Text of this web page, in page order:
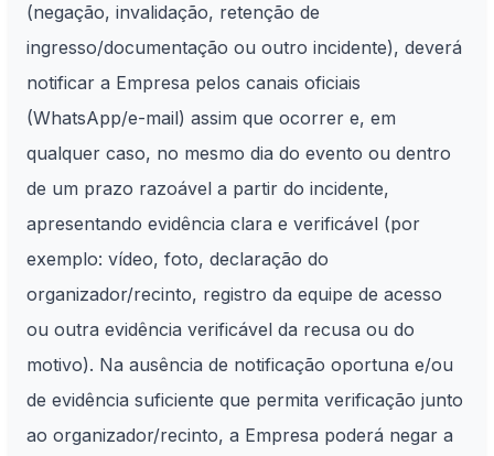
(negação, invalidação, retenção de
ingresso/documentação ou outro incidente), deverá
notificar a Empresa pelos canais oficiais
(WhatsApp/e-mail) assim que ocorrer e, em
qualquer caso, no mesmo dia do evento ou dentro
de um prazo razoável a partir do incidente,
apresentando evidência clara e verificável (por
exemplo: vídeo, foto, declaração do
organizador/recinto, registro da equipe de acesso
ou outra evidência verificável da recusa ou do
motivo). Na ausência de notificação oportuna e/ou
de evidência suficiente que permita verificação junto
ao organizador/recinto, a Empresa poderá negar a